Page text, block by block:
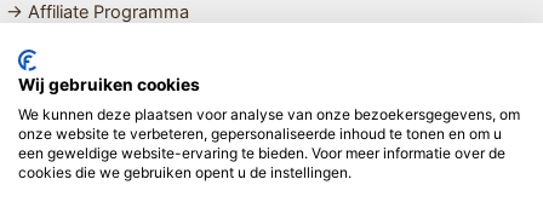
→ Affiliate Programma
MET LIEFDE SAMENGESTELDE
BIOLOGISCHE EN DUURZAME PRODUCTEN VOOR HET HELE
GEZIN
Wij gebruiken cookies
We kunnen deze plaatsen voor analyse van onze bezoekersgegevens, om
onze website te verbeteren, gepersonaliseerde inhoud te tonen en om u
een geweldige website-ervaring te bieden. Voor meer informatie over de
cookies die we gebruiken opent u de instellingen.